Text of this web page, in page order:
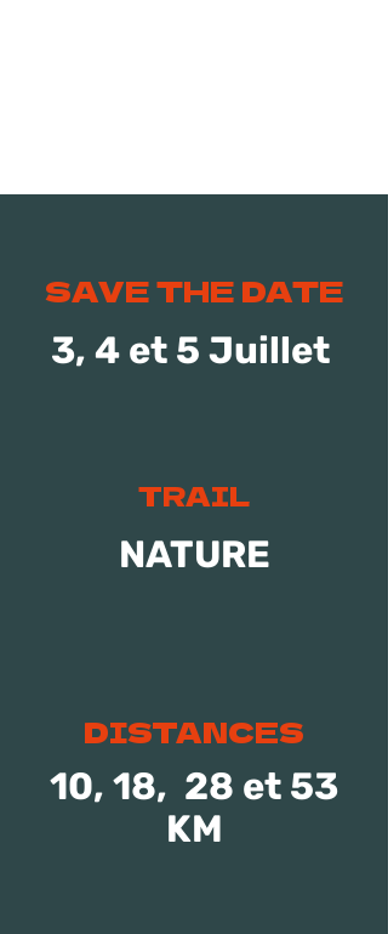
SAVE THE DATE
3, 4 et 5 Juillet
TRAIL
NATURE
DISTANCES
10, 18, 28 et 53
KM